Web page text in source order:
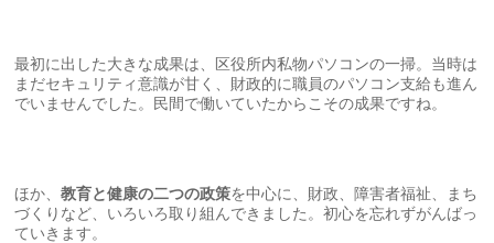
最初に出した大きな成果は、区役所内私物パソコンの一掃。当時は
まだセキュリティ意識が甘く、財政的に職員のパソコン支給も進ん
でいませんでした。民間で働いていたからこその成果ですね。
ほか、教育と健康の二つの政策を中心に、財政、障害者福祉、まち
づくりなど、いろいろ取り組んできました。初心を忘れずがんばっ
ていきます。